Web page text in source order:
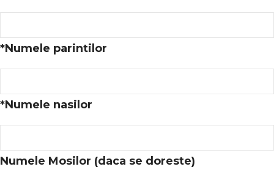
*Numele parintilor
*Numele nasilor
Numele Mosilor (daca se doreste)